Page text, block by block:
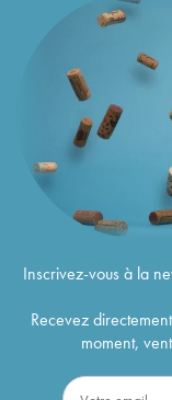
Inscrivez-vous à la
Recevez
moment,